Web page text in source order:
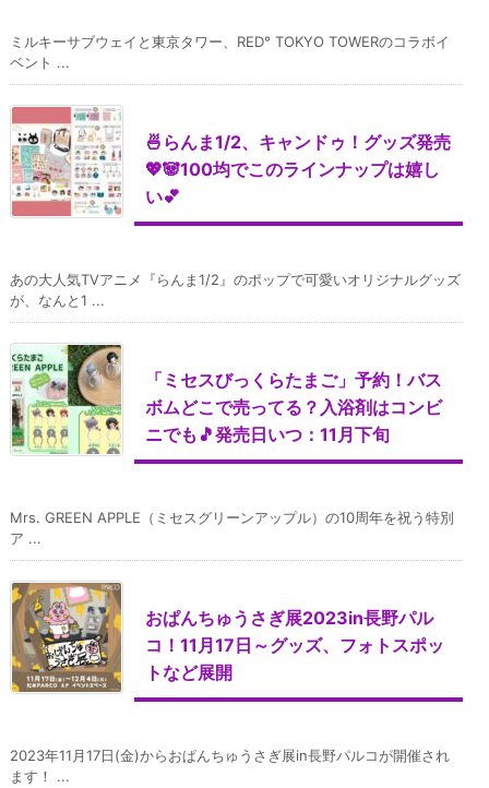
ミルキーサブウェイと東京タワー、RED° TOKYO TOWERのコラボイ
ベント ...
🍜らんま1/2、キャンドゥ！グッズ発売
💖🐼100均でこのラインナップは嬉し
い💕
あの大人気TVアニメ『らんま1/2』のポップで可愛いオリジナルグッズ
が、なんと1 ...
「ミセスびっくらたまご」予約！バス
ボムどこで売ってる？入浴剤はコンビ
ニでも🎵発売日いつ：11月下旬
Mrs. GREEN APPLE（ミセスグリーンアップル）の10周年を祝う特別
ア ...
おぱんちゅうさぎ展2023in長野パル
コ！11月17日～グッズ、フォトスポッ
トなど展開
2023年11月17日(金)からおぱんちゅうさぎ展in長野パルコが開催され
ます！ ...